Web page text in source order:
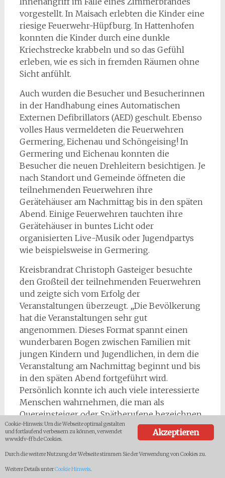
vorgestellt. In Maisach erlebten die Kinder eine
riesige Feuerwehr-Hüpfburg. In Hattenhofen
konnten die Kinder durch eine dunkle
Kriechstrecke krabbeln und so das Gefühl
erleben, wie es sich in fremden Räumen ohne
Sicht anfühlt.
Auch wurden die Besucher und Besucherinnen
in der Handhabung eines Automatischen
Externen Defibrillators (AED) geschult. Ebenso
volles Haus vermeldeten die Feuerwehren
Germering, Eichenau und Schöngeising! In
Germering und Eichenau konnten die
Besucher die neuen Drehleitern besichtigen. Je
nach Standort und Gemeinde öffneten die
teilnehmenden Feuerwehren ihre
Gerätehäuser am Nachmittag bis in den späten
Abend. Einige Feuerwehren tauchten ihre
Gerätehäuser in buntes Licht oder
organisierten Live-Musik oder Jugendpartys
wie beispielsweise in Germering.
Kreisbrandrat Christoph Gasteiger besuchte
den Großteil der teilnehmenden Feuerwehren
und zeigte sich vom Erfolg der
Veranstaltungen überzeugt. „Die Bevölkerung
hat die Veranstaltungen sehr gut
angenommen. Dieses Format spannt einen
wunderbaren Bogen zwischen Familien mit
jungen Kindern und Jugendlichen, in dem die
Veranstaltung am Nachmittag beginnt und bis
in den späten Abend fortgeführt wird.
Persönlich konnte ich auch viele interessierte
Menschen wahrnehmen, die man als
Quereinsteiger oder Spätberufene bezeichnen
könnte. Ein sehr guter und zunehmender
Trend, der für die Leistungsfähigkeit der
Feuerwehren sehr wichtig ist!“, so der
Akzeptieren
Cookie-Hinweis: Um die Webseite optimal gestalten
und fortlaufend verbessern zu können, verwendet
www.kfv-ffb.de Cookies.
Durch die weitere Nutzung der Webseite stimmen Sie der Verwendung von Cookies zu.
Weitere Details unterCookie Hinweis.